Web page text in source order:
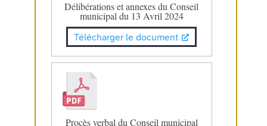
Délibérations et annexes du Conseil
municipal du 13 Avril 2024
Télécharger le document
Procès verbal du Conseil municipal